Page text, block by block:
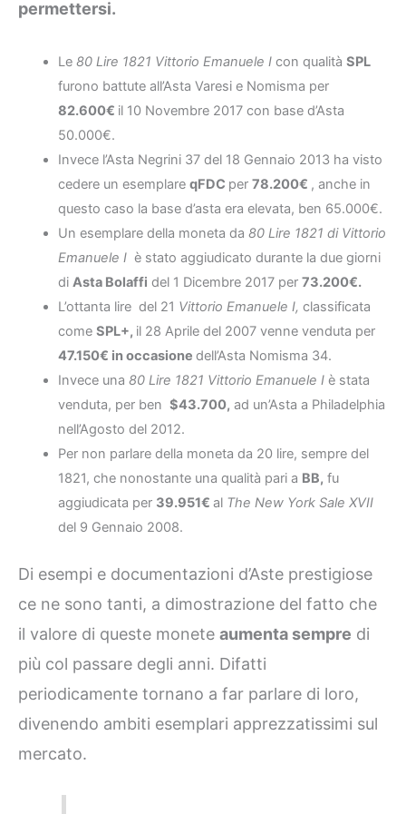
permettersi.
Le80 Lire 1821 Vittorio Emanuele I con qualità SPL
furono battute all’Asta Varesi e Nomisma per
82.600€ il 10 Novembre 2017 con base d’Asta
50.000€.
Invece l’Asta Negrini 37 del 18 Gennaio 2013 ha visto
cedere un esemplare qFDC per 78.200€ , anche in
questo caso la base d’asta era elevata, ben 65.000€.
Un esemplare della moneta da 80 Lire 1821 di Vittorio
Emanuele Iè stato aggiudicato durante la due giorni
di Asta Bolaffi del 1 Dicembre 2017 per 73.200€.
L’ottanta lire del 21 Vittorio Emanuele I, classificata
come SPL+, il 28 Aprile del 2007 venne venduta per
47.150€ in occasione dell’Asta Nomisma 34.
Invece una 80 Lire 1821 Vittorio Emanuele Iè stata
venduta, per ben $43.700, ad un’Asta a Philadelphia
nell’Agosto del 2012.
Per non parlare della moneta da 20 lire, sempre del
1821, che nonostante una qualità pari a BB, fu
aggiudicata per 39.951€ al The New York Sale XVII
del 9 Gennaio 2008.
Di esempi e documentazioni d’Aste prestigiose
ce ne sono tanti, a dimostrazione del fatto che
il valore di queste monete aumenta sempre di
più col passare degli anni. Difatti
periodicamente tornano a far parlare di loro,
divenendo ambiti esemplari apprezzatissimi sul
mercato.